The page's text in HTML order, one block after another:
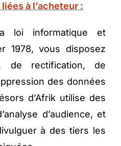
à l’acheteur :
loi informatique et
1978, vous disposez
de rectification, de
des données
d’Afrik utilise des
d’audience, et
à des tiers les